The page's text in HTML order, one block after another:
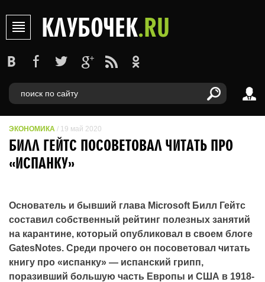
КЛУБОЧЕК.RU
ЭКОНОМИКА / 19 май 2020
БИЛЛ ГЕЙТС ПОСОВЕТОВАЛ ЧИТАТЬ ПРО
«ИСПАНКУ»
Основатель и бывший глава Microsoft Билл Гейтс
составил собственный рейтинг полезных занятий
на карантине, который опубликовал в своем блоге
GatesNotes. Среди прочего он посоветовал читать
книгу про «испанку» — испанский грипп,
поразивший большую часть Европы и США в 1918-